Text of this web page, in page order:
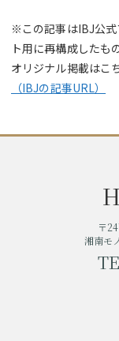
※この記事はIBJ公式
ト用に再構成したも
オリジナル掲載はこ
（IBJの記事URL）
〒
湘南モ